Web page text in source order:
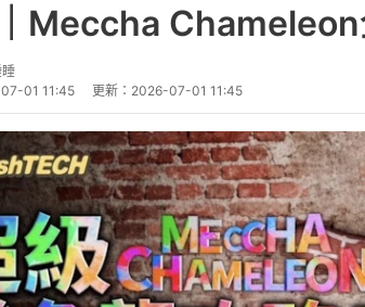
Meccha
01 11:45 更新： 2026-07-01 11:45